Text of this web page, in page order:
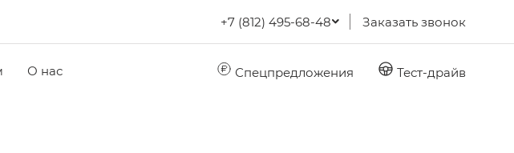
+7 (812) 495-68-48 Заказать звонок
О нас Спецпредложения Тест-драйв